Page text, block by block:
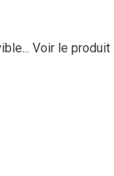
Voir le produit